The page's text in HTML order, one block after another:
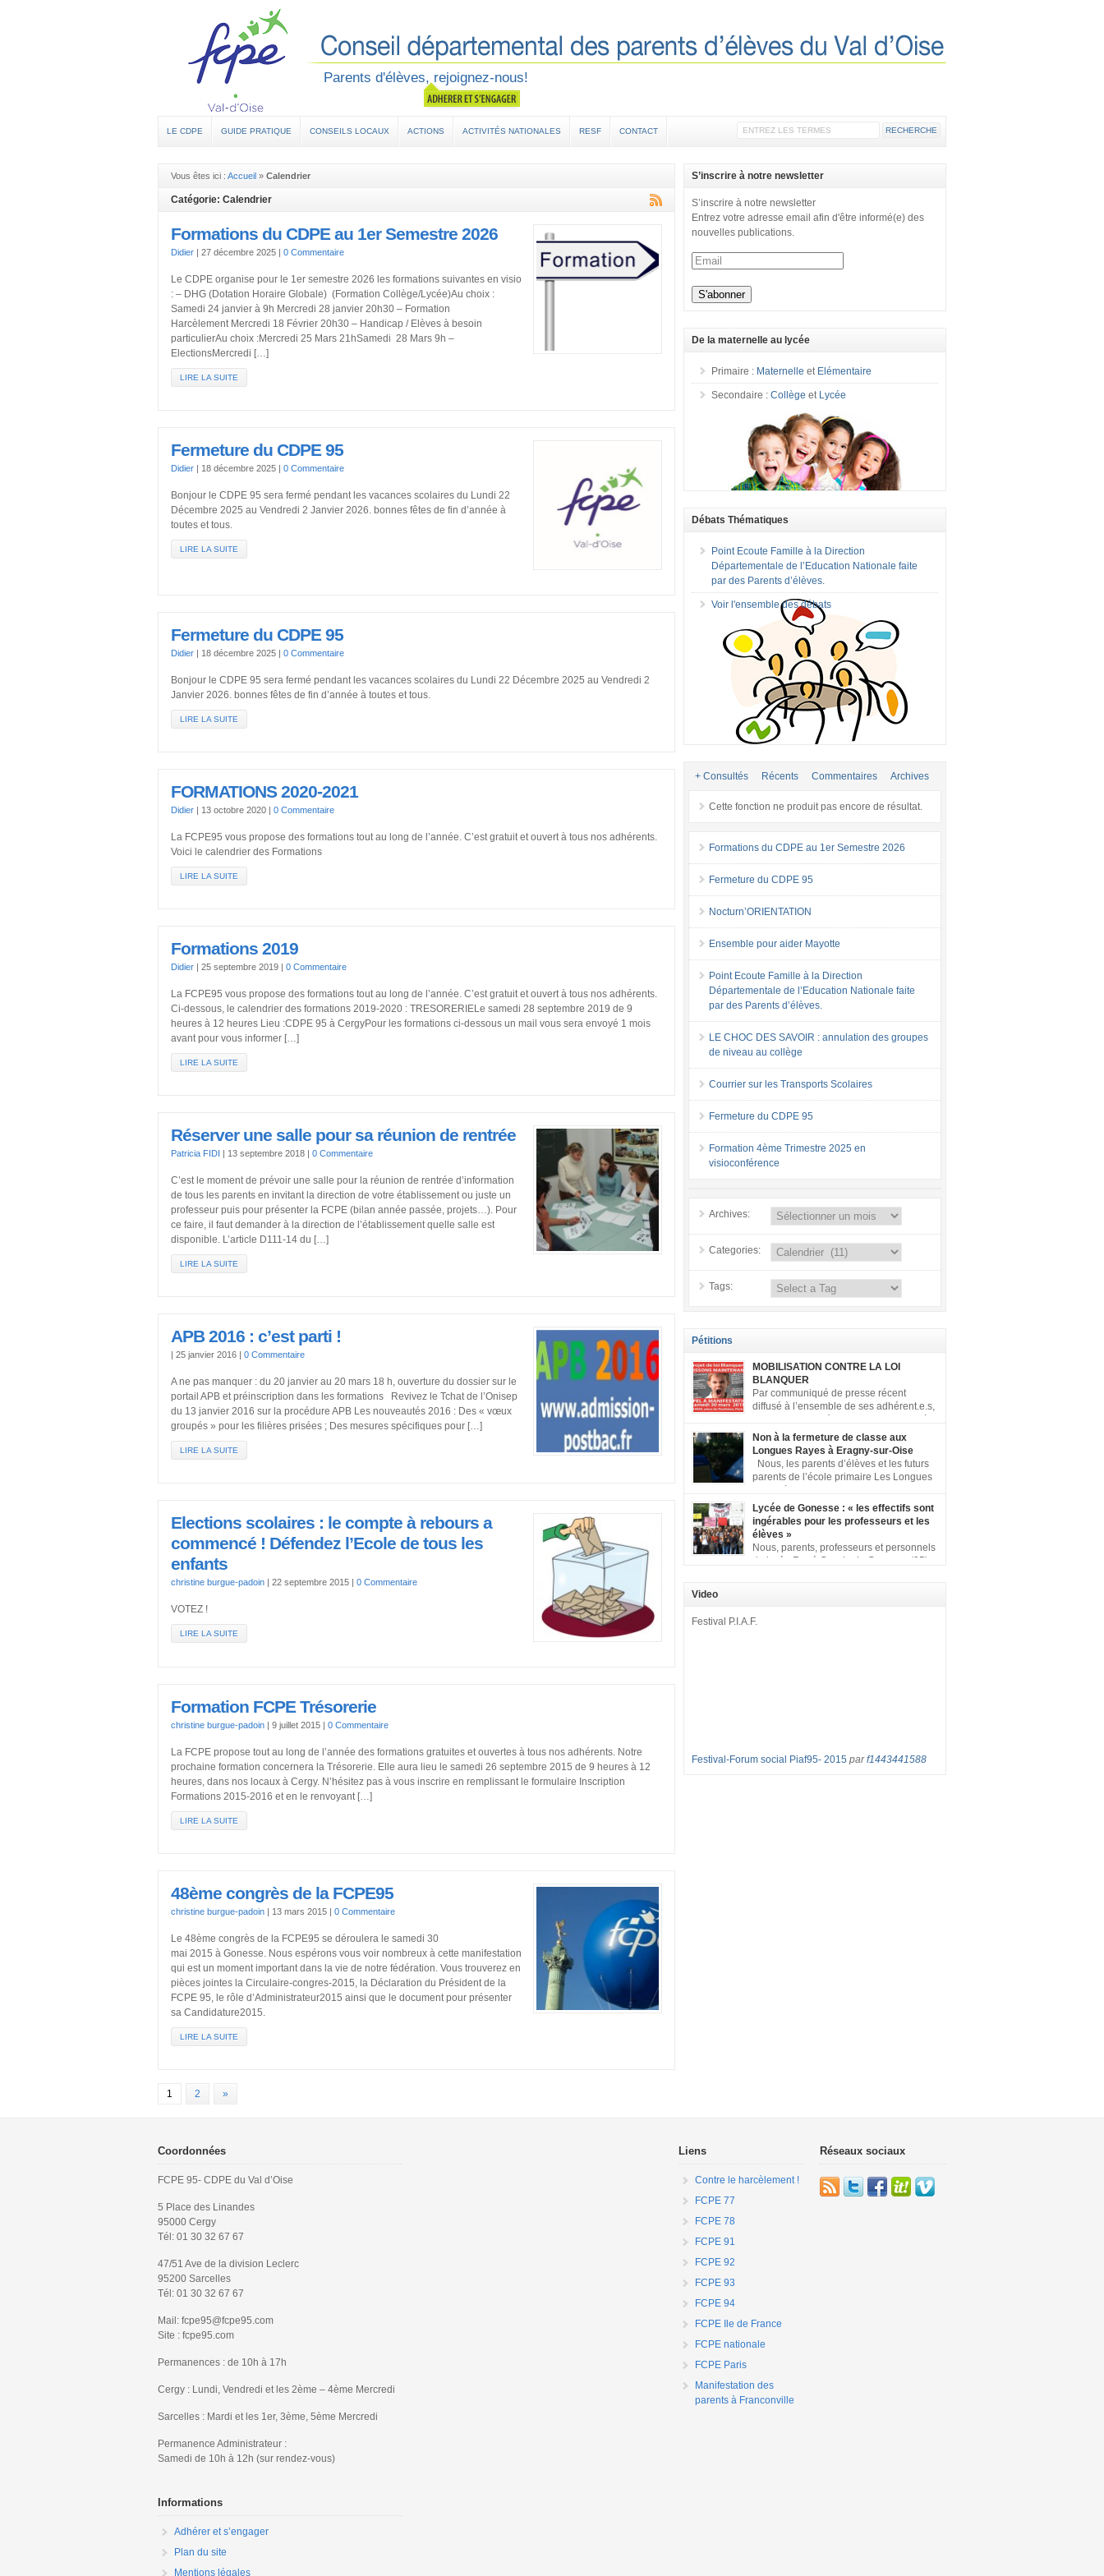
Parents d'élèves, rejoignez-nous!
LE CDPE GUIDE PRATIQUE CONSEILS LOCAUX ACTIONS ACTIVITÉS NATIONALES RESF CONTACT
Vous êtes ici : Accueil » Calendrier
Catégorie: Calendrier
Formations du CDPE au 1er Semestre 2026
Didier | 27 décembre 2025 | 0 Commentaire
Le CDPE organise pour le 1er semestre 2026 les formations suivantes en visio
: – DHG (Dotation Horaire Globale) (Formation Collège/Lycée)Au choix :
Samedi 24 janvier à 9h Mercredi 28 janvier 20h30 – Formation
Harcèlement Mercredi 18 Février 20h30 – Handicap / Elèves à besoin
particulierAu choix :Mercredi 25 Mars 21hSamedi 28 Mars 9h –
ElectionsMercredi […]
LIRE LA SUITE
Fermeture du CDPE 95
Didier | 18 décembre 2025 | 0 Commentaire
Bonjour le CDPE 95 sera fermé pendant les vacances scolaires du Lundi 22
Décembre 2025 au Vendredi 2 Janvier 2026. bonnes fêtes de fin d’année à
toutes et tous.
LIRE LA SUITE
Fermeture du CDPE 95
Didier | 18 décembre 2025 | 0 Commentaire
Bonjour le CDPE 95 sera fermé pendant les vacances scolaires du Lundi 22 Décembre 2025 au Vendredi 2
Janvier 2026. bonnes fêtes de fin d’année à toutes et tous.
LIRE LA SUITE
FORMATIONS 2020-2021
Didier | 13 octobre 2020 | 0 Commentaire
La FCPE95 vous propose des formations tout au long de l’année. C’est gratuit et ouvert à tous nos adhérents.
Voici le calendrier des Formations
LIRE LA SUITE
Formations 2019
Didier | 25 septembre 2019 | 0 Commentaire
La FCPE95 vous propose des formations tout au long de l’année. C’est gratuit et ouvert à tous nos adhérents.
Ci-dessous, le calendrier des formations 2019-2020 : TRESORERIELe samedi 28 septembre 2019 de 9
heures à 12 heures Lieu :CDPE 95 à CergyPour les formations ci-dessous un mail vous sera envoyé 1 mois
avant pour vous informer […]
LIRE LA SUITE
Réserver une salle pour sa réunion de rentrée
Patricia FIDI | 13 septembre 2018 | 0 Commentaire
C’est le moment de prévoir une salle pour la réunion de rentrée d’information
de tous les parents en invitant la direction de votre établissement ou juste un
professeur puis pour présenter la FCPE (bilan année passée, projets…). Pour
ce faire, il faut demander à la direction de l’établissement quelle salle est
disponible. L’article D111-14 du […]
LIRE LA SUITE
APB 2016 : c’est parti !
| 25 janvier 2016 | 0 Commentaire
A ne pas manquer : du 20 janvier au 20 mars 18 h, ouverture du dossier sur le
portail APB et préinscription dans les formations Revivez le Tchat de l’Onisep
du 13 janvier 2016 sur la procédure APB Les nouveautés 2016 : Des « vœux
groupés » pour les filières prisées ; Des mesures spécifiques pour […]
LIRE LA SUITE
Elections scolaires : le compte à rebours a
commencé ! Défendez l’Ecole de tous les
enfants
christine burgue-padoin | 22 septembre 2015 | 0 Commentaire
VOTEZ !
LIRE LA SUITE
Formation FCPE Trésorerie
christine burgue-padoin | 9 juillet 2015 | 0 Commentaire
La FCPE propose tout au long de l’année des formations gratuites et ouvertes à tous nos adhérents. Notre
prochaine formation concernera la Trésorerie. Elle aura lieu le samedi 26 septembre 2015 de 9 heures à 12
heures, dans nos locaux à Cergy. N’hésitez pas à vous inscrire en remplissant le formulaire Inscription
Formations 2015-2016 et en le renvoyant […]
LIRE LA SUITE
48ème congrès de la FCPE95
christine burgue-padoin | 13 mars 2015 | 0 Commentaire
Le 48ème congrès de la FCPE95 se déroulera le samedi 30
mai 2015 à Gonesse. Nous espérons vous voir nombreux à cette manifestation
qui est un moment important dans la vie de notre fédération. Vous trouverez en
pièces jointes la Circulaire-congres-2015, la Déclaration du Président de la
FCPE 95, le rôle d’Administrateur2015 ainsi que le document pour présenter
sa Candidature2015.
LIRE LA SUITE
1 2 »
S’inscrire à notre newsletter
S’inscrire à notre newsletter
Entrez votre adresse email afin d'être informé(e) des
nouvelles publications.
De la maternelle au lycée
Primaire : Maternelle et Elémentaire
Secondaire :Collège et Lycée
Débats Thématiques
Point Ecoute Famille à la Direction
Départementale de l’Education Nationale faite
par des Parents d’élèves.
Voir l'ensemble des débats
+ Consultés Récents Commentaires Archives
Cette fonction ne produit pas encore de résultat.
Formations du CDPE au 1er Semestre 2026
Fermeture du CDPE 95
Nocturn’ORIENTATION
Ensemble pour aider Mayotte
Point Ecoute Famille à la Direction
Départementale de l’Education Nationale faite
par des Parents d’élèves.
LE CHOC DES SAVOIR : annulation des groupes
de niveau au collège
Courrier sur les Transports Scolaires
Fermeture du CDPE 95
Formation 4ème Trimestre 2025 en
visioconférence
Archives:
Categories:
Tags:
Pétitions
MOBILISATION CONTRE LA LOI
BLANQUER
Par communiqué de presse récent
diffusé à l’ensemble de ses adhérent.e.s,
se mobiliser contre la loi Blanquer dite « Ecole de la
confiance ». Pour vous aider à organiser les actions
localement, la FCPE met à votre disposition ce kit de
mobilisation comprenant : 1 affiche appelant […]
Non à la fermeture de classe aux
Longues Rayes à Eragny-sur-Oise
Nous, les parents d’élèves et les futurs
parents de l’école primaire Les Longues
cette pétition pour dire « NON à la fermeture de classe
aux Longues Rayes ». Non à la dégradation continue
des conditions d’accueil et d’apprentissage de nos
enfants à l’école primaire. Chaque enfant a droit à […]
Lycée de Gonesse : « les effectifs sont
ingérables pour les professeurs et les
élèves »
Nous, parents, professeurs et personnels
du lycée René Cassin de Gonesse (95),
dénoncer les classes surchargées, en cette rentrée
et 35 élèves ! – de nombreuses classes de première et
Video
Festival P.I.A.F.
Festival-Forum social Piaf95- 2015 parf1443441588
Coordonnées
FCPE 95- CDPE du Val d’Oise
5 Place des Linandes
95000 Cergy
Tél: 01 30 32 67 67
47/51 Ave de la division Leclerc
95200 Sarcelles
Tél: 01 30 32 67 67
Mail: fcpe95@fcpe95.com
Site : fcpe95.com
Permanences : de 10h à 17h
Cergy : Lundi, Vendredi et les 2ème – 4ème Mercredi
Sarcelles : Mardi et les 1er, 3ème, 5ème Mercredi
Permanence Administrateur :
Samedi de 10h à 12h (sur rendez-vous)
Informations
Adhérer et s’engager
Plan du site
Mentions légales
Liens
Contre le harcèlement !
FCPE 77
FCPE 78
FCPE 91
FCPE 92
FCPE 93
FCPE 94
FCPE Ile de France
FCPE nationale
FCPE Paris
Manifestation des
parents à Franconville
Réseaux sociaux